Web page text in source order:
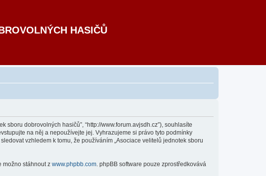
HASIČŮ
sboru dobrovolných hasičů”, “http://www.forum.avjsdh.cz”), souhlasíte
na něj a nepoužívejte jej. Vyhrazujeme si právo tyto podmínky
vzhledem k tomu, že používáním „Asociace velitelů jednotek sboru
možno stáhnout z www.phpbb.com. phpBB software pouze zprostředkovává